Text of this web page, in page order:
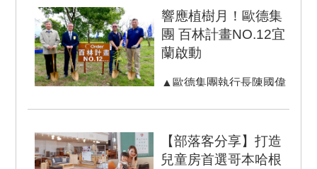
響應植樹月！歐德集
團 百林計畫NO.12宜
蘭啟動
▲歐德集團執行長陳國偉
聲(左二)、 耕莘專校副校
【部落客分享】打造
兒童房首選哥本哈根